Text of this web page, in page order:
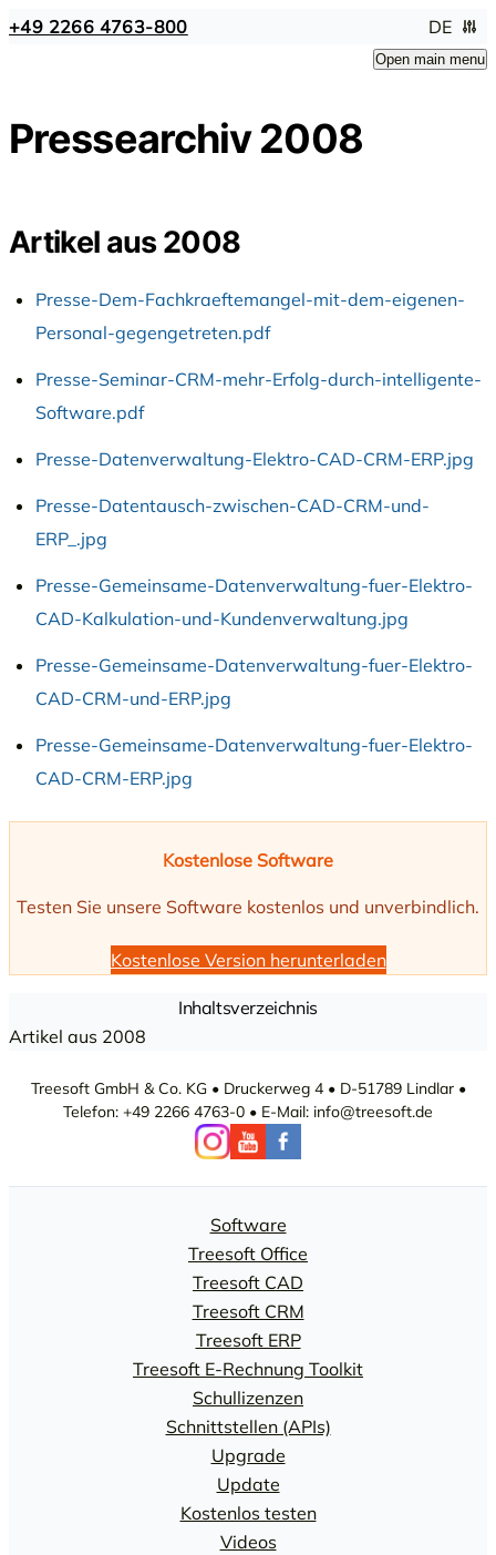
+49 2266 4763-800 DE
Open main menu
Pressearchiv 2008
Artikel aus 2008
Presse-Dem-Fachkraeftemangel-mit-dem-eigenen-
Personal-gegengetreten.pdf
Presse-Seminar-CRM-mehr-Erfolg-durch-intelligente-
Software.pdf
Presse-Datenverwaltung-Elektro-CAD-CRM-ERP.jpg
Presse-Datentausch-zwischen-CAD-CRM-und-
ERP_.jpg
Presse-Gemeinsame-Datenverwaltung-fuer-Elektro-
CAD-Kalkulation-und-Kundenverwaltung.jpg
Presse-Gemeinsame-Datenverwaltung-fuer-Elektro-
CAD-CRM-und-ERP.jpg
Presse-Gemeinsame-Datenverwaltung-fuer-Elektro-
CAD-CRM-ERP.jpg
Kostenlose Software
Testen Sie unsere Software kostenlos und unverbindlich.
Kostenlose Version herunterladen
Inhaltsverzeichnis
Artikel aus 2008
Treesoft GmbH & Co. KG • Druckerweg 4 • D-51789 Lindlar •
Telefon: +49 2266 4763-0 • E-Mail: info@treesoft.de
Software
Treesoft Office
Treesoft CAD
Treesoft CRM
Treesoft ERP
Treesoft E-Rechnung Toolkit
Schullizenzen
Schnittstellen (APIs)
Upgrade
Update
Kostenlos testen
Videos